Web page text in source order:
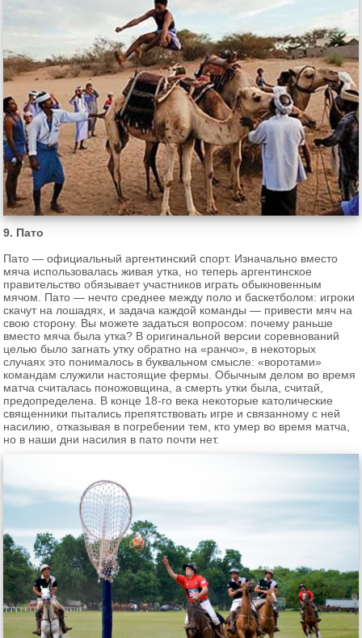
9. Пато
Пато — официальный аргентинский спорт. Изначально вместо
мяча использовалась живая утка, но теперь аргентинское
правительство обязывает участников играть обыкновенным
мячом. Пато — нечто среднее между поло и баскетболом: игроки
скачут на лошадях, и задача каждой команды — привести мяч на
свою сторону. Вы можете задаться вопросом: почему раньше
вместо мяча была утка? В оригинальной версии соревнований
целью было загнать утку обратно на «ранчо», в некоторых
случаях это понималось в буквальном смысле: «воротами»
командам служили настоящие фермы. Обычным делом во время
матча считалась поножовщина, а смерть утки была, считай,
предопределена. В конце 18-го века некоторые католические
священники пытались препятствовать игре и связанному с ней
насилию, отказывая в погребении тем, кто умер во время матча,
но в наши дни насилия в пато почти нет.